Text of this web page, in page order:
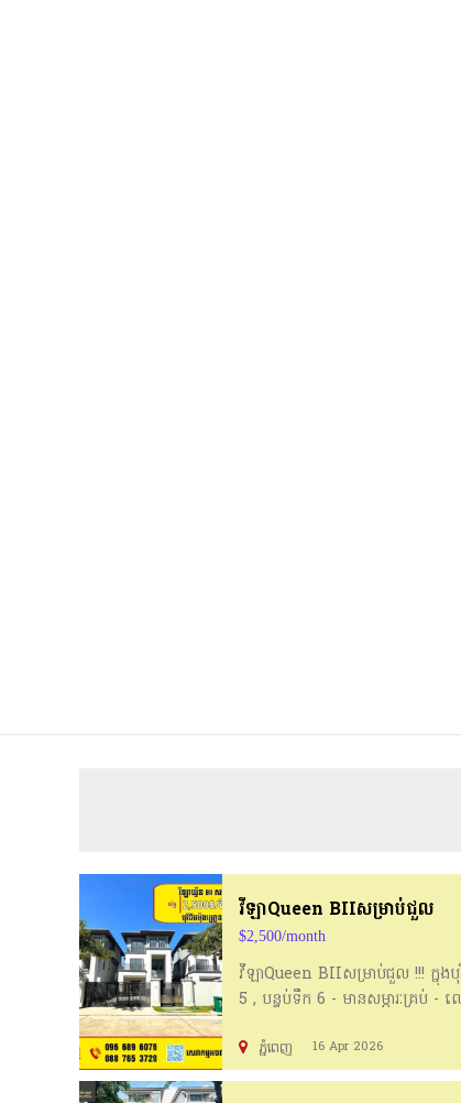
វីឡាQueen BIIសម្រាប់ជួល
$2,500/month
វីឡាQueen BIIសម្រាប់ជួល !!! ក្នុង
5 , បន្ទប់ទឹក 6 - មានសម្ភារៈគ្រប់
អចលន ទ្រព្យតម្លៃក្រោមទីផ្សារ
ភ្នំពេញ 16 Apr 2026